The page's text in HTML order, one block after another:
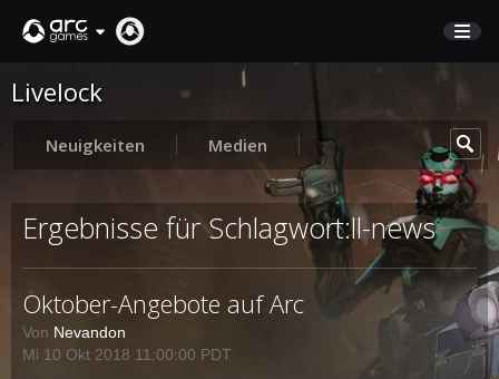
MARKTPLATZ
English
Deutsch
Français
Italiano
Livelock
Neuigkeiten Medien
Ergebnisse für Schlagwort:ll-news
Oktober-Angebote auf Arc
Von Nevandon
Mi 10 Okt 2018 11:00:00 PDT